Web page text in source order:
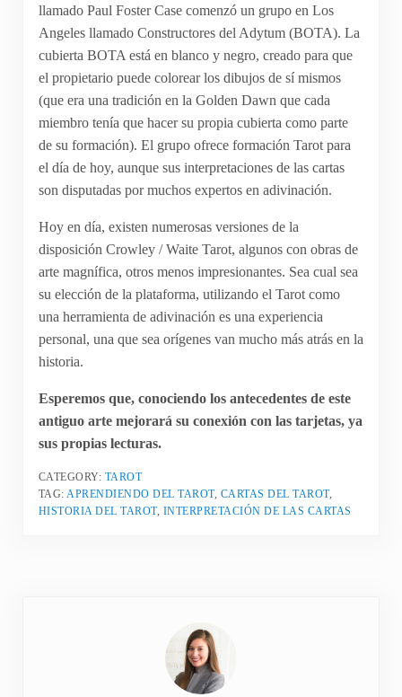
llamado Paul Foster Case comenzó un grupo en Los
Angeles llamado Constructores del Adytum (BOTA). La
cubierta BOTA está en blanco y negro, creado para que
el propietario puede colorear los dibujos de sí mismos
(que era una tradición en la Golden Dawn que cada
miembro tenía que hacer su propia cubierta como parte
de su formación). El grupo ofrece formación Tarot para
el día de hoy, aunque sus interpretaciones de las cartas
son disputadas por muchos expertos en adivinación.
Hoy en día, existen numerosas versiones de la
disposición Crowley / Waite Tarot, algunos con obras de
arte magnífica, otros menos impresionantes. Sea cual sea
su elección de la plataforma, utilizando el Tarot como
una herramienta de adivinación es una experiencia
personal, una que sea orígenes van mucho más atrás en la
historia.
Esperemos que, conociendo los antecedentes de este
antiguo arte mejorará su conexión con las tarjetas, ya
sus propias lecturas.
CATEGORY: TAROT
TAG:APRENDIENDO DEL TAROT, CARTAS DEL TAROT,
HISTORIA DEL TAROT, INTERPRETACIÓN DE LAS CARTAS